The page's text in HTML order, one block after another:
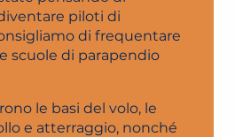
piloti di
di frequentare
scuole di parapendio
le basi del volo, le
e atterraggio, nonché